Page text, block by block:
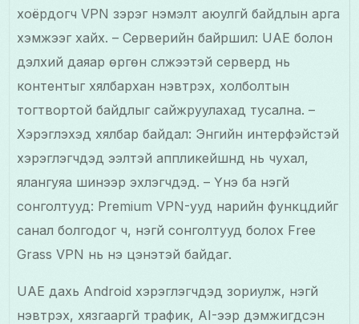
хоёрдогч VPN зэрэг нэмэлт аюулгүй байдлын арга
хэмжээг хайх. – Серверийн байршил: UAE болон
дэлхий даяар өргөн сүлжээтэй серверүүд нь
контентыг хялбархан нэвтрэх, холболтын
тогтвортой байдлыг сайжруулахад тусална. –
Хэрэглэхэд хялбар байдал: Энгийн интерфэйстэй
хэрэглэгчдэд ээлтэй аппликейшнүүд нь чухал,
ялангуяа шинээр эхлэгчдэд. – Үнэ ба үнэгүй
сонголтууд: Premium VPN-ууд нарийн функцүүдийг
санал болгодог ч, үнэгүй сонголтууд болох Free
Grass VPN нь үнэ цэнэтэй байдаг.
UAE дахь Android хэрэглэгчдэд зориулж, үнэгүй
нэвтрэх, хязгааргүй трафик, AI-ээр дэмжигдсэн